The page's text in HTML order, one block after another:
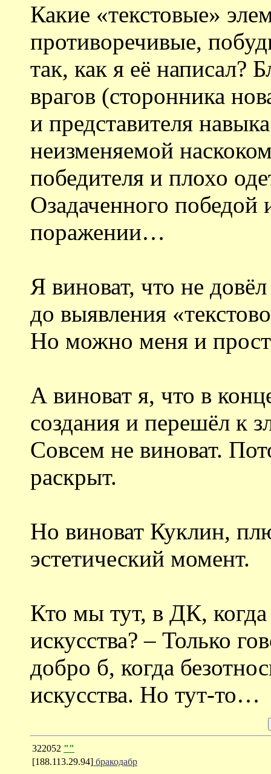
Какие «текстовые»
противоречивые,
так, как я её написал?
врагов (сторонника
и представителя
неизменяемой
победителя и плохо
Озадаченного победой
поражении…
Я виноват, что не
до выявления
Но можно меня и
А виноват я, что в
создания и перешёл к
Совсем не виноват.
раскрыт.
Но виноват Куклин,
эстетический момент.
Кто мы тут, в ДК, когда
искусства? – Только
добро б, когда
искусства. Но тут-то…
322052 ""
[188.113.29.94] бракодабр